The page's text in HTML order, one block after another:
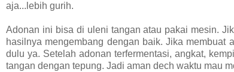
aja...lebih gurih.
Adonan ini bisa di uleni tangan atau pakai mesin.
hasilnya mengembang dengan baik. Jika
dulu ya. Setelah adonan terfermentasi, angkat,
tangan dengan tepung. Jadi aman dech waktu mau